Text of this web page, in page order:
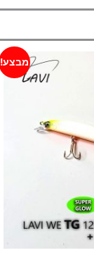
מבצע!